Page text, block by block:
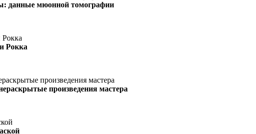
данные мюонной томографии
Рокка
произведения мастера